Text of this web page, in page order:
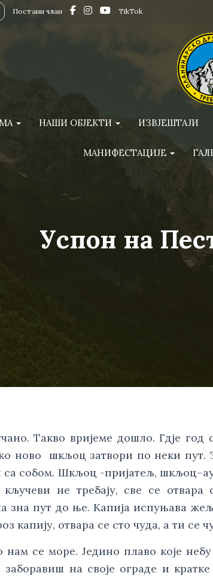
Постани члан TikTok
НАШИ ОБЈЕКТИ ИЗВЈЕШТАЈИ
МАНИФЕСТАЦИЈЕ
Успон на
Такво вријеме дошло. Гдје
ново  шкљоц затвори по неки
са собом. Шкљоц -пријатељ,
не требају, све се отвара
зна пут до ње. Kапија испуњава
капију, отвара се сто чуда, а ти
нам се море. Једино плаво које
заборавиш на своје ограде и